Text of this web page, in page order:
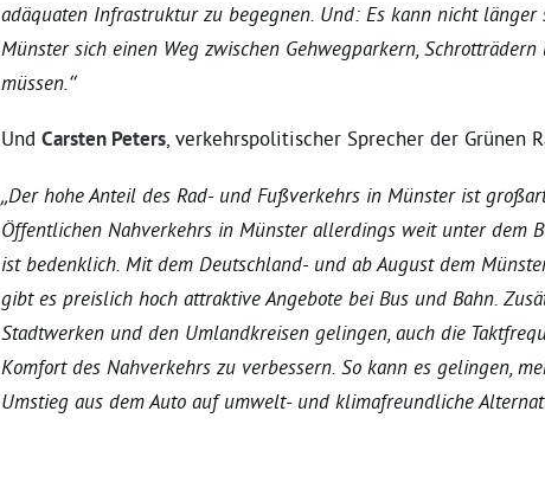
adäquaten Infrastruktur zu begegnen. Und: Es kann nicht länger
Münster sich einen Weg zwischen Gehwegparkern,
müssen.“
Und Carsten Peters , verkehrspolitischer Sprecher der Grünen
„Der hohe Anteil des Rad- und Fußverkehrs in Münster ist
Öffentlichen Nahverkehrs in Münster allerdings weit unter dem
ist bedenklich. Mit dem Deutschland- und ab August dem
gibt es preislich hoch attraktive Angebote bei Bus und Bahn.
Stadtwerken und den Umlandkreisen gelingen, auch die
Komfort des Nahverkehrs zu verbessern. So kann es gelingen,
Umstieg aus dem Auto auf umwelt- und klimafreundliche